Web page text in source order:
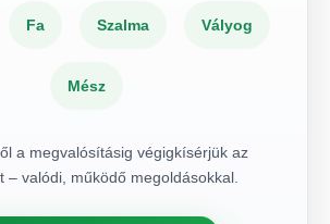
Fa Szalma Vályog
Mész
a megvalósításig végigkísérjük az
– valódi, működő megoldásokkal.